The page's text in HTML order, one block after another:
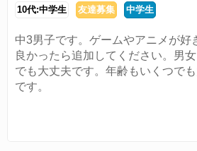
10代:中学生 友達募集 中学生
中3男子です。ゲームやアニメが好
良かったら追加してください。男
でも大丈夫です。年齢もいくつで
です。